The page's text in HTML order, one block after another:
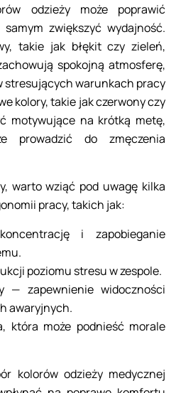
odzieży może poprawić
zwiększyć wydajność.
takie jak błękit czy zieleń,
spokojną atmosferę,
stresujących warunkach pracy
kolory, takie jak czerwony czy
motywujące na krótką metę,
prowadzić do zmęczenia
warto wziąć pod uwagę kilka
pracy, takich jak:
i zapobieganie
poziomu stresu w zespole.
— zapewnienie widoczności
awaryjnych.
która może podnieść morale
kolorów odzieży medycznej